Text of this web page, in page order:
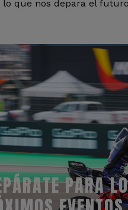
lo que nos depara el
PARA